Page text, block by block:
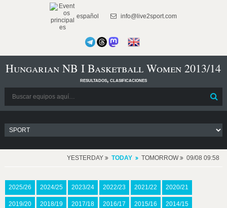
español info@live2sport.com
Hungarian NB I Basketball Women 2013/14
resultados, clasificaciones
YESTERDAY TODAY TOMORROW 09/08 09:58
2025/26 2024/25 2023/24 2022/23 2021/22 2020/21
2019/20 2018/19 2017/18 2016/17 2015/16 2014/15